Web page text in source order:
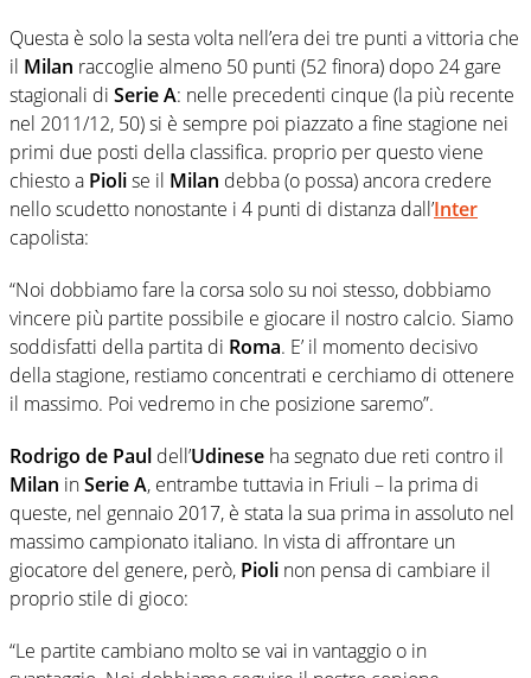
Questa è solo la sesta volta nell’era dei tre punti a vittoria che
il Milan raccoglie almeno 50 punti (52 finora) dopo 24 gare
stagionali di Serie A: nelle precedenti cinque (la più recente
nel 2011/12, 50) si è sempre poi piazzato a fine stagione nei
primi due posti della classifica. proprio per questo viene
chiesto a Piolise il Milan debba (o possa) ancora credere
nello scudetto nonostante i 4 punti di distanza dall’Inter
capolista:
“Noi dobbiamo fare la corsa solo su noi stesso, dobbiamo
vincere più partite possibile e giocare il nostro calcio. Siamo
soddisfatti della partita di Roma. E’ il momento decisivo
della stagione, restiamo concentrati e cerchiamo di ottenere
il massimo. Poi vedremo in che posizione saremo”.
Rodrigo de Paul dell’Udinese ha segnato due reti contro il
Milan inSerie A, entrambe tuttavia in Friuli – la prima di
queste, nel gennaio 2017, è stata la sua prima in assoluto nel
massimo campionato italiano. In vista di affrontare un
giocatore del genere, però, Pioli non pensa di cambiare il
proprio stile di gioco:
“Le partite cambiano molto se vai in vantaggio o in